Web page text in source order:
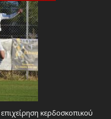
κερδοσκοπικού